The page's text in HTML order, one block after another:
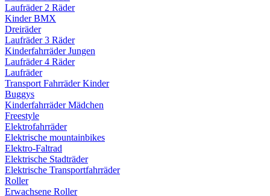
Laufräder 2 Räder
Kinder BMX
Dreiräder
Laufräder 3 Räder
Kinderfahrräder Jungen
Laufräder 4 Räder
Laufräder
Transport Fahrräder Kinder
Buggys
Kinderfahrräder Mädchen
Freestyle
Elektrofahrräder
Elektrische mountainbikes
Elektro-Faltrad
Elektrische Stadträder
Elektrische Transportfahrräder
Roller
Erwachsene Roller